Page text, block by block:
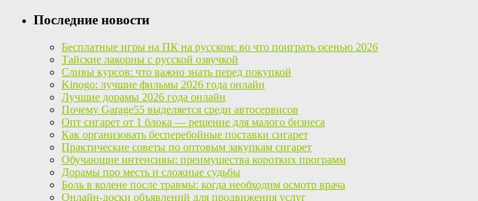
Последние новости
Бесплатные игры на ПК на русском: во что поиграть осенью 2026
Тайские лакорны с русской озвучкой
Сливы курсов: что важно знать перед покупкой
Kinogo: лучшие фильмы 2026 года онлайн
Лучшие дорамы 2026 года онлайн
Почему Garage55 выделяется среди автосервисов
Опт сигарет от 1 блока — решение для малого бизнеса
Как организовать бесперебойные поставки сигарет
Практические советы по оптовым закупкам сигарет
Обучающие интенсивы: преимущества коротких программ
Дорамы про месть и сложные судьбы
Боль в колене после травмы: когда необходим осмотр врача
Онлайн-доски объявлений для продвижения услуг